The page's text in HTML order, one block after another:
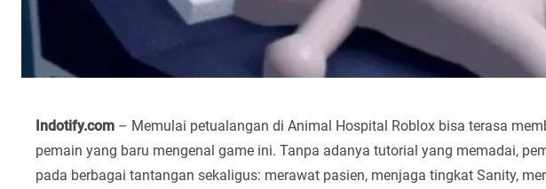
Indotify.com – Memulai petualangan di Animal Hospital Roblox bisa terasa
pemain yang baru mengenal game ini. Tanpa adanya tutorial yang memadai,
pada berbagai tantangan sekaligus: merawat pasien, menjaga tingkat Sanity,